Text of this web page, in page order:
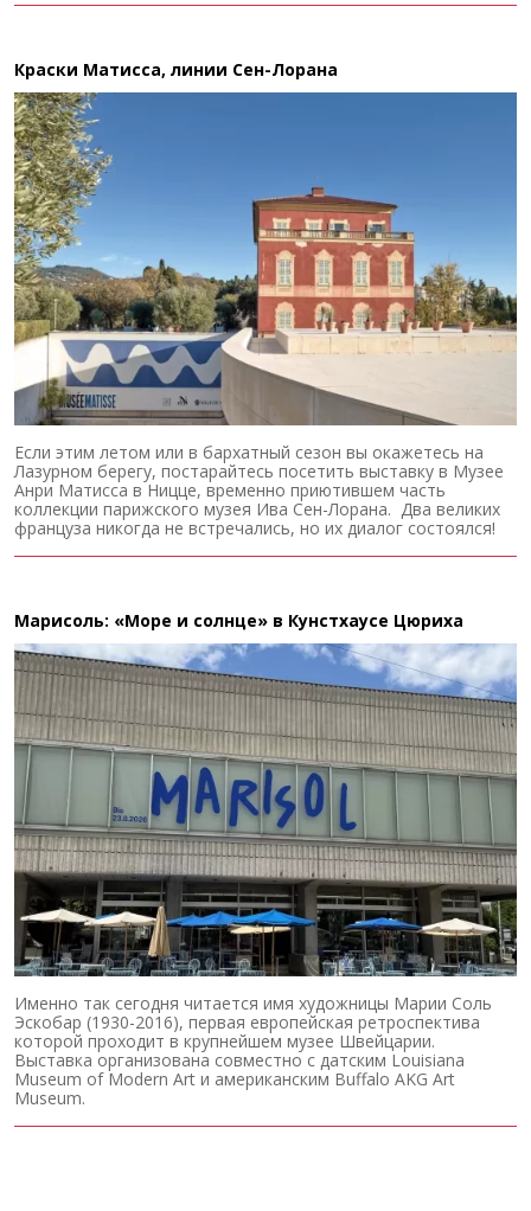
Краски Матисса, линии Сен-Лорана
Если этим летом или в бархатный сезон вы окажетесь на
Лазурном берегу, постарайтесь посетить выставку в Музее
Анри Матисса в Ницце, временно приютившем часть
коллекции парижского музея Ива Сен-Лорана. Два великих
француза никогда не встречались, но их диалог состоялся!
Марисоль: «Море и солнце» в Кунстхаусе Цюриха
Именно так сегодня читается имя художницы Марии Соль
Эскобар (1930-2016), первая европейская ретроспектива
которой проходит в крупнейшем музее Швейцарии.
Выставка организована совместно с датским Louisiana
Museum of Modern Art и американским Buffalo AKG Art
Museum.